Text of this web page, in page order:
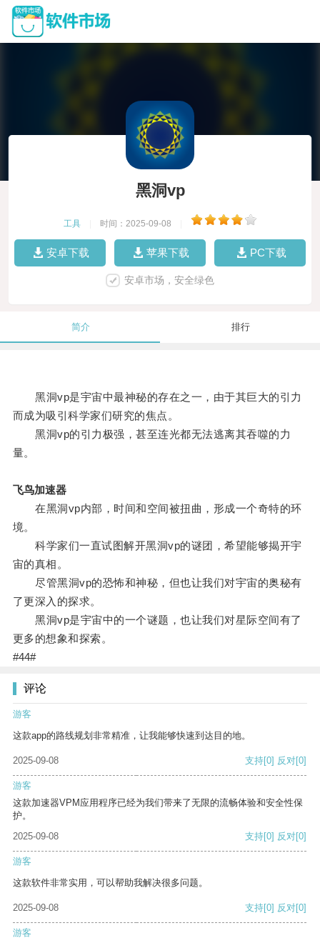
黑洞vp
工具 时间：2025-09-08
安卓下载 苹果下载 PC下载
安卓市场，安全绿色
简介 排行
黑洞vp是宇宙中最神秘的存在之一，由于其巨大的引力
而成为吸引科学家们研究的焦点。
黑洞vp的引力极强，甚至连光都无法逃离其吞噬的力
量。
飞鸟加速器
在黑洞vp内部，时间和空间被扭曲，形成一个奇特的环
境。
科学家们一直试图解开黑洞vp的谜团，希望能够揭开宇
宙的真相。
尽管黑洞vp的恐怖和神秘，但也让我们对宇宙的奥秘有
了更深入的探求。
黑洞vp是宇宙中的一个谜题，也让我们对星际空间有了
更多的想象和探索。
#44#
评论
游客
这款app的路线规划非常精准，让我能够快速到达目的地。
2025-09-08 支持[0] 反对[0]
游客
这款加速器VPM应用程序已经为我们带来了无限的流畅体验和安全性保
护。
2025-09-08
支持[0] 反对[0]
游客
这款软件非常实用，可以帮助我解决很多问题。
2025-09-08 支持[0] 反对[0]
游客